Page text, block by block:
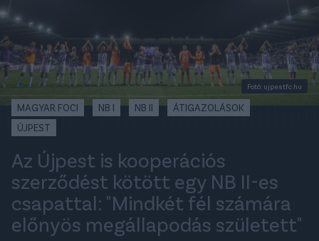
Fotó: ujpestfc.hu
MAGYAR FOCI NB I NB II
ÁTIGAZOLÁSOK
ÚJPEST
Az Újpest is kooperációs
szerződést kötött egy NB II-es
csapattal: "Mindkét fél számára
előnyös megállapodás született"